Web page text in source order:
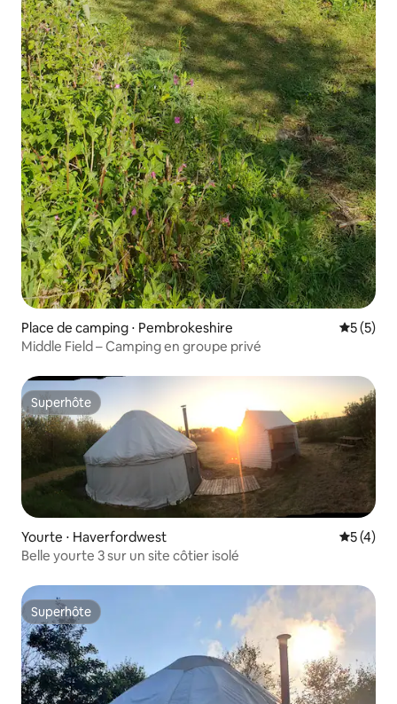
Place de camping ⋅ Pembrokeshire
5 (5)
Middle Field – Camping en groupe privé
Superhôte
Superhôte
Yourte ⋅ Haverfordwest
5 (4)
Belle yourte 3 sur un site côtier isolé
Superhôte
Superhôte